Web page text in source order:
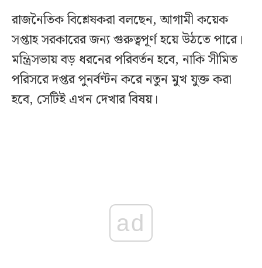
রাজনৈতিক বিশ্লেষকরা বলছেন, আগামী কয়েক
সপ্তাহ সরকারের জন্য গুরুত্বপূর্ণ হয়ে উঠতে পারে।
মন্ত্রিসভায় বড় ধরনের পরিবর্তন হবে, নাকি সীমিত
পরিসরে দপ্তর পুনর্বণ্টন করে নতুন মুখ যুক্ত করা
হবে, সেটিই এখন দেখার বিষয়।
ad